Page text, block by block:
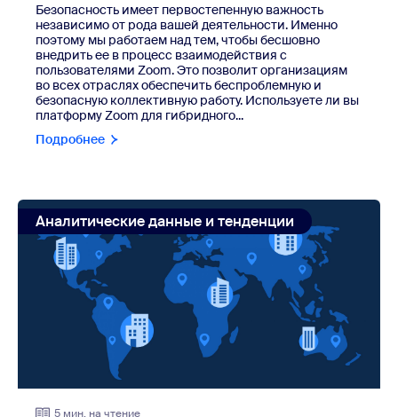
Безопасность имеет первостепенную важность
независимо от рода вашей деятельности. Именно
поэтому мы работаем над тем, чтобы бесшовно
внедрить ее в процесс взаимодействия с
пользователями Zoom. Это позволит организациям
во всех отраслях обеспечить беспроблемную и
безопасную коллективную работу. Используете ли вы
платформу Zoom для гибридного...
Подробнее
view: Мир на связи: почему полмиллиона компаний
Аналитические данные и тенденции
5 мин. на чтение